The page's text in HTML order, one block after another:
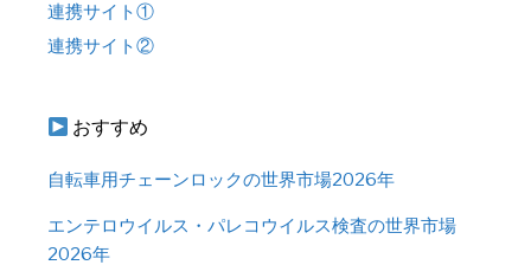
連携サイト①
連携サイト②
おすすめ
自転車用チェーンロックの世界市場2026年
エンテロウイルス・パレコウイルス検査の世界市場
2026年